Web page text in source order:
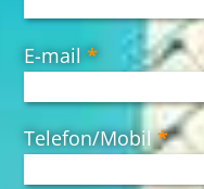
E-mail*
Telefon/Mobil*